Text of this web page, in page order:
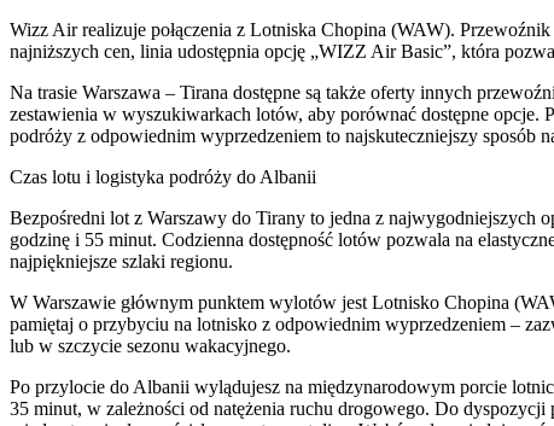
Wizz Air realizuje połączenia z Lotniska Chopina (WAW).
najniższych cen, linia udostępnia opcję „WIZZ Air Basic”, która
Na trasie Warszawa – Tirana dostępne są także oferty innych
zestawienia w wyszukiwarkach lotów, aby porównać dostępne opcje.
podróży z odpowiednim wyprzedzeniem to najskuteczniejszy sposób
Czas lotu i logistyka podróży do Albanii
Bezpośredni lot z Warszawy do Tirany to jedna z najwygodniejszych
godzinę i 55 minut. Codzienna dostępność lotów pozwala na
najpiękniejsze szlaki regionu.
W Warszawie głównym punktem wylotów jest Lotnisko Chopina
pamiętaj o przybyciu na lotnisko z odpowiednim wyprzedzeniem –
lub w szczycie sezonu wakacyjnego.
Po przylocie do Albanii wylądujesz na międzynarodowym porcie
35 minut, w zależności od natężenia ruchu drogowego. Do